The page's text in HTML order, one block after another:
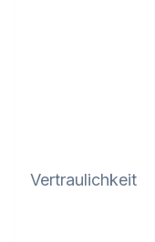
Vertraulichkeit